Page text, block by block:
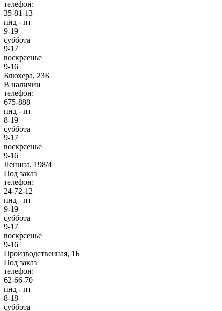
телефон:
35-81-13
пнд - пт
9-19
суббота
9-17
воскрсенье
9-16
Блюхера, 23Б
В наличии
телефон:
675-888
пнд - пт
8-19
суббота
9-17
воскрсенье
9-16
Ленина, 198/4
Под заказ
телефон:
24-72-12
пнд - пт
9-19
суббота
9-17
воскрсенье
9-16
Производственная, 1Б
Под заказ
телефон:
62-66-70
пнд - пт
8-18
суббота